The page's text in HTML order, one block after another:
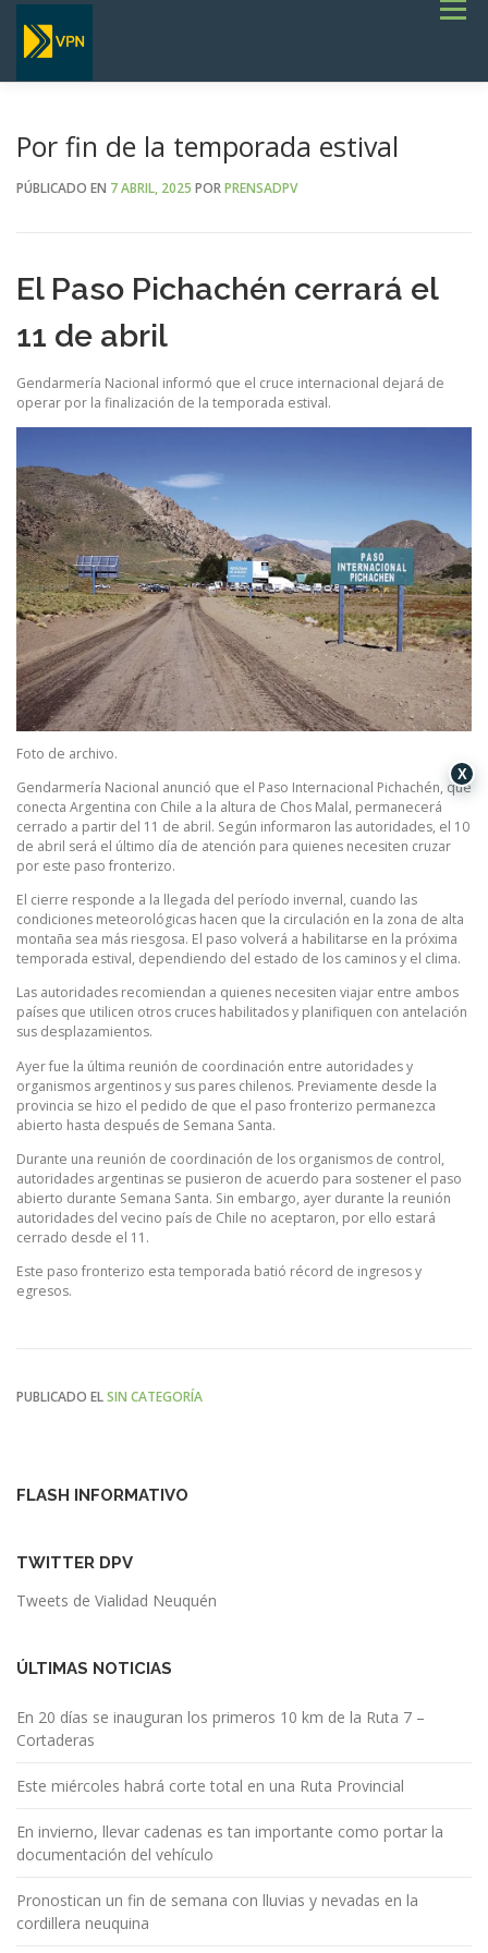
Saltar
contenido
Menú
SERVICIOS
GALERÍA
TERMINOS DE REFERENCIA GENERALES- OBRAS VIALES
Por fin de la temporada estival
PÚBLICADO EN 7 ABRIL, 2025 PORPRENSADPV
El Paso Pichachén cerrará el
11 de abril
Gendarmería Nacional informó que el cruce internacional dejará de
operar por la finalización de la temporada estival.
Foto de archivo.
Gendarmería Nacional anunció que el Paso Internacional Pichachén, que
conecta Argentina con Chile a la altura de Chos Malal, permanecerá
cerrado a partir del 11 de abril. Según informaron las autoridades, el 10
de abril será el último día de atención para quienes necesiten cruzar
por este paso fronterizo.
El cierre responde a la llegada del período invernal, cuando las
condiciones meteorológicas hacen que la circulación en la zona de alta
montaña sea más riesgosa. El paso volverá a habilitarse en la próxima
temporada estival, dependiendo del estado de los caminos y el clima.
Las autoridades recomiendan a quienes necesiten viajar entre ambos
países que utilicen otros cruces habilitados y planifiquen con antelación
sus desplazamientos.
Ayer fue la última reunión de coordinación entre autoridades y
organismos argentinos y sus pares chilenos. Previamente desde la
provincia se hizo el pedido de que el paso fronterizo permanezca
abierto hasta después de Semana Santa.
Durante una reunión de coordinación de los organismos de control,
autoridades argentinas se pusieron de acuerdo para sostener el paso
abierto durante Semana Santa. Sin embargo, ayer durante la reunión
autoridades del vecino país de Chile no aceptaron, por ello estará
cerrado desde el 11.
Este paso fronterizo esta temporada batió récord de ingresos y
egresos.
PUBLICADO ELSIN CATEGORÍA
FLASH INFORMATIVO
TWITTER DPV
Tweets de Vialidad Neuquén
ÚLTIMAS NOTICIAS
En 20 días se inauguran los primeros 10 km de la Ruta 7 –
Cortaderas
Este miércoles habrá corte total en una Ruta Provincial
En invierno, llevar cadenas es tan importante como portar la
documentación del vehículo
Pronostican un fin de semana con lluvias y nevadas en la
cordillera neuquina
X